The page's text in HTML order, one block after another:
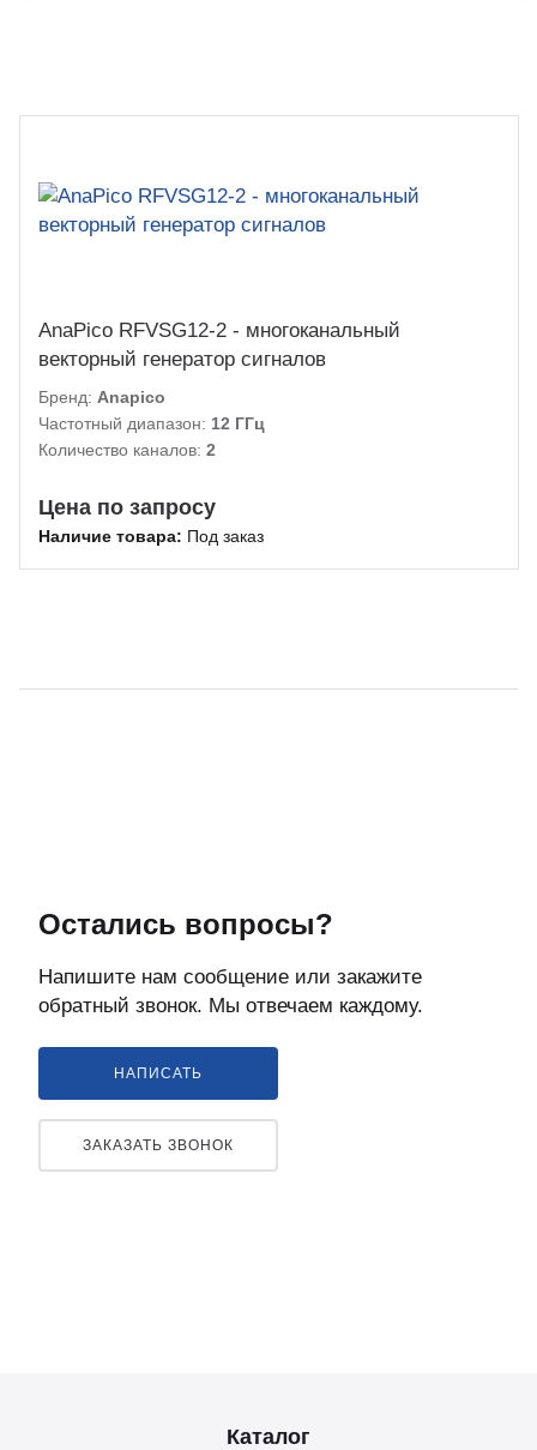
AnaPico RFVSG12-2 - многоканальный
векторный генератор сигналов
Бренд: Anapico
Частотный диапазон: 12 ГГц
Количество каналов: 2
Цена по запросу
Наличие товара: Под заказ
Остались вопросы?
Напишите нам сообщение или закажите
обратный звонок. Мы отвечаем каждому.
НАПИСАТЬ
ЗАКАЗАТЬ ЗВОНОК
Каталог